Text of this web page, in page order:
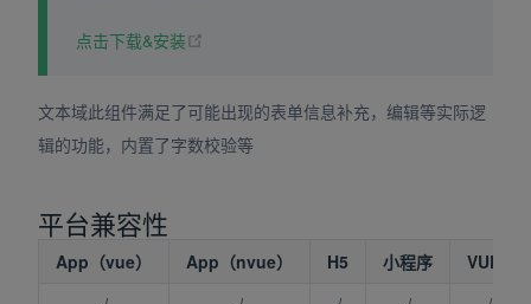
点击下载&安装
文本域此组件满足了可能出现的表单信息补充，编辑等实际逻
辑的功能，内置了字数校验等
平台兼容性
App（vue） App（nvue） H5 小程序
VUE2